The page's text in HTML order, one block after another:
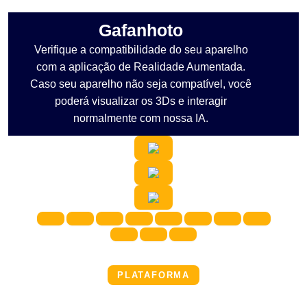
Gafanhoto
Verifique a compatibilidade do seu aparelho
com a aplicação de Realidade Aumentada.
Caso seu aparelho não seja compatível, você
poderá visualizar os 3Ds e interagir
normalmente com nossa IA.
PLATAFORMA